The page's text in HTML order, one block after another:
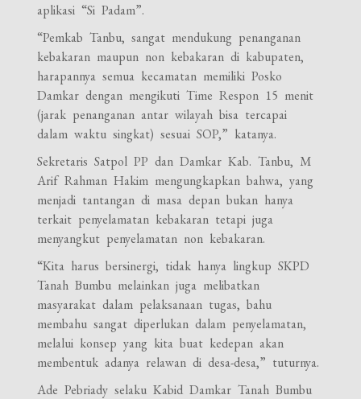
aplikasi “Si Padam”.
“Pemkab Tanbu, sangat mendukung penanganan
kebakaran maupun non kebakaran di kabupaten,
harapannya semua kecamatan memiliki Posko
Damkar dengan mengikuti Time Respon 15 menit
(jarak penanganan antar wilayah bisa tercapai
dalam waktu singkat) sesuai SOP,” katanya.
Sekretaris Satpol PP dan Damkar Kab. Tanbu, M
Arif Rahman Hakim mengungkapkan bahwa, yang
menjadi tantangan di masa depan bukan hanya
terkait penyelamatan kebakaran tetapi juga
menyangkut penyelamatan non kebakaran.
“Kita harus bersinergi, tidak hanya lingkup SKPD
Tanah Bumbu melainkan juga melibatkan
masyarakat dalam pelaksanaan tugas, bahu
membahu sangat diperlukan dalam penyelamatan,
melalui konsep yang kita buat kedepan akan
membentuk adanya relawan di desa-desa,” tuturnya.
Ade Pebriady selaku Kabid Damkar Tanah Bumbu